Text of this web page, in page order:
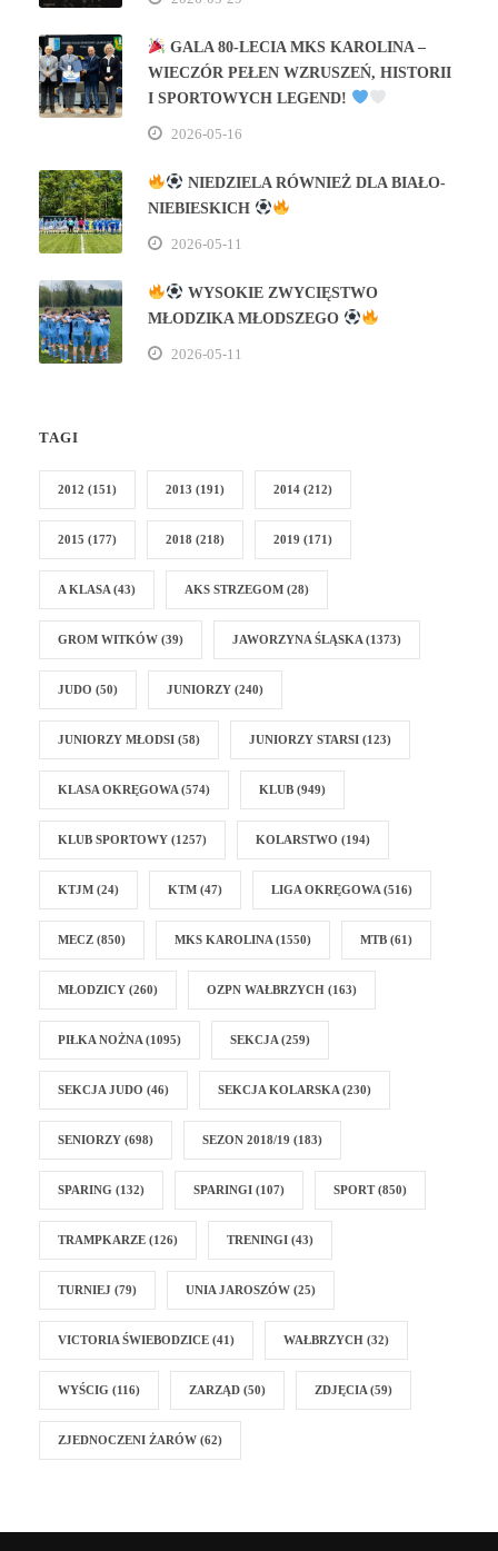
GALA 80‑LECIA MKS KAROLINA –
WIECZÓR PEŁEN WZRUSZEŃ, HISTORII
I SPORTOWYCH LEGEND!
2026-05-16
NIEDZIELA RÓWNIEŻ DLA BIAŁO-
NIEBIESKICH
2026-05-11
WYSOKIE ZWYCIĘSTWO
MŁODZIKA MŁODSZEGO
2026-05-11
TAGI
2012 (151) 2013 (191) 2014 (212)
2015 (177) 2018 (218) 2019 (171)
A KLASA (43) AKS STRZEGOM (28)
GROM WITKÓW (39) JAWORZYNA ŚLĄSKA (1373)
JUDO (50) JUNIORZY (240)
JUNIORZY MŁODSI (58) JUNIORZY STARSI (123)
KLASA OKRĘGOWA (574) KLUB (949)
KLUB SPORTOWY (1257) KOLARSTWO (194)
KTJM (24) KTM (47) LIGA OKRĘGOWA (516)
MECZ (850) MKS KAROLINA (1550) MTB (61)
MŁODZICY (260) OZPN WAŁBRZYCH (163)
PIŁKA NOŻNA (1095) SEKCJA (259)
SEKCJA JUDO (46) SEKCJA KOLARSKA (230)
SENIORZY (698) SEZON 2018/19 (183)
SPARING (132) SPARINGI (107) SPORT(850)
TRAMPKARZE (126) TRENINGI (43)
TURNIEJ (79) UNIA JAROSZÓW (25)
VICTORIA ŚWIEBODZICE (41) WAŁBRZYCH (32)
WYŚCIG (116) ZARZĄD (50) ZDJĘCIA (59)
ZJEDNOCZENI ŻARÓW (62)